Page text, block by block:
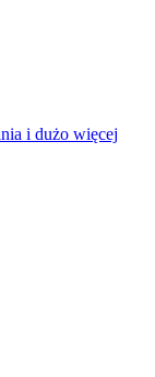
i dużo więcej